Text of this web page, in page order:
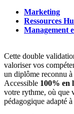
Marketing
Ressources
Management
Cette double
valoriser vos
un diplôme reconnu
Accessible 100% en
votre rythme, où que
pédagogique adapté